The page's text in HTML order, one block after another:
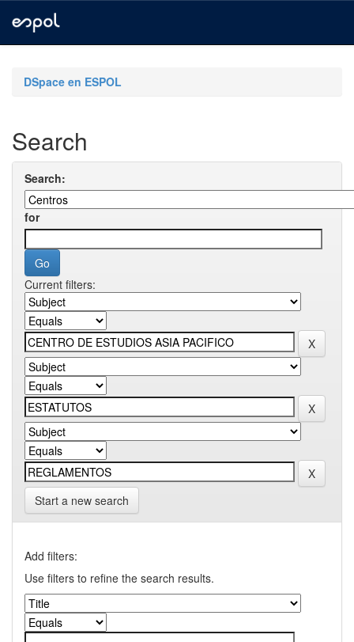
navigationDSpace en ESPOL
Search
Search:
for
Current filters:
Start a new search
Add filters:
Use filters to refine the search results.